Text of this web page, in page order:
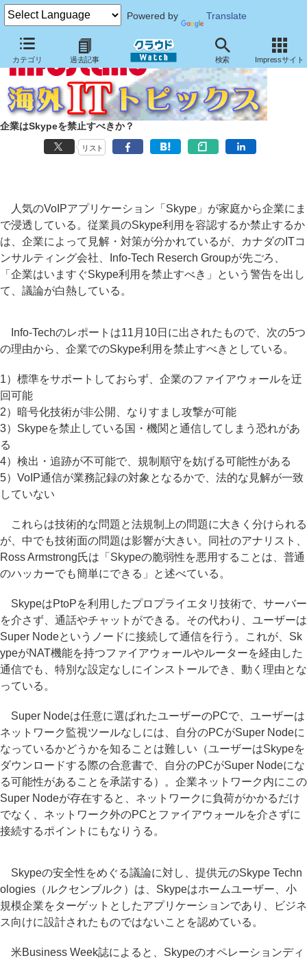
Powered by Translate
カテゴリ 過去記事 検索 Impressサイト
企業はSkypeを禁止すべきか？
リスト
人気のVoIPアプリケーション「Skype」が家庭から企業にま
で浸透している。従業員のSkype利用を容認するか禁止するか
は、企業によって見解・対策が分かれているが、カナダのITコ
ンサルティング会社、Info-Tech Reserch Groupが先ごろ、
「企業はいますぐSkype利用を禁止すべき」という警告を出し
て、議論が白熱している。
Info-Techのレポートは11月10日に出されたもので、次の5つ
の理由から、企業でのSkype利用を禁止すべきとしている。
1）標準をサポートしておらず、企業のファイアウォールを迂
回可能
2）暗号化技術が非公開、なりすまし攻撃が可能
3）Skypeを禁止している国・機関と通信してしまう恐れがあ
る
4）検出・追跡が不可能で、規制順守を妨げる可能性がある
5）VoIP通信が業務記録の対象となるかで、法的な見解が一致
していない
これらは技術的な問題と法規制上の問題に大きく分けられる
が、中でも技術面の問題は影響が大きい。同社のアナリスト、
Ross Armstrong氏は「Skypeの脆弱性を悪用することは、普通
のハッカーでも簡単にできる」と述べている。
SkypeはPtoPを利用したプロプライエタリ技術で、サーバー
を介さず、通話やチャットができる。その代わり、ユーザーは
Super Nodeというノードに接続して通信を行う。これが、Sk
ypeがNAT機能を持つファイアウォールやルーターを経由した
通信でも、特別な設定なしにインストールでき、動く理由とな
っている。
Super Nodeは任意に選ばれたユーザーのPCで、ユーザーは
ネットワーク監視ツールなしには、自分のPCがSuper Nodeに
なっているかどうかを知ることは難しい（ユーザーはSkypeを
ダウンロードする際の合意書で、自分のPCがSuper Nodeにな
る可能性があることを承諾する）。企業ネットワーク内にこの
Super Nodeが存在すると、ネットワークに負荷がかかるだけ
でなく、ネットワーク外のPCとファイアウォールを介さずに
接続するポイントにもなりうる。
Skypeの安全性をめぐる議論に対し、提供元のSkype Techn
ologies（ルクセンブルク）は、Skypeはホームユーザー、小
規模企業をターゲットとしたアプリケーションであり、ビジネ
ス向けに設計されたものではないことを認めている。
米Business Week誌によると、Skypeのオペレーションディ